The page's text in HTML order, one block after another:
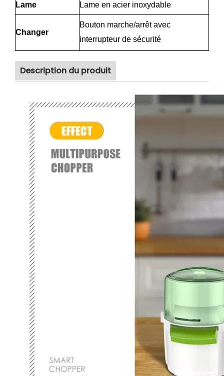
Lame Lame en acier inoxydable
Changer
Bouton marche/arrêt avec
interrupteur de sécurité
Description du produit